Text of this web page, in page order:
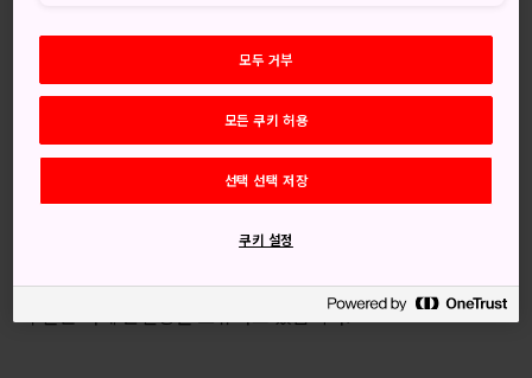
오시는 길
기노사키 온천역은 마을로 가는 관문으로서, 산인 본선을 통해
교토와 오사카로 연결됩니다.
교토 또는 오사카에서 직행 특급열차를 타면 기노사키 온천역
까지 약 2시간 반 정도 걸립니다.
오타니강의 양쪽에는 수많은 일본식 여관인 료칸이 있으며, 대
부분은 자체 온천탕을 보유하고 있습니다.
모두 거부
모든 쿠키 허용
선택 선택 저장
쿠키 설정